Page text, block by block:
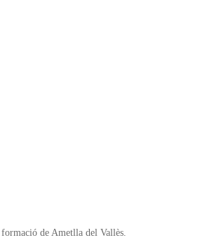
de Ametlla del Vallès.